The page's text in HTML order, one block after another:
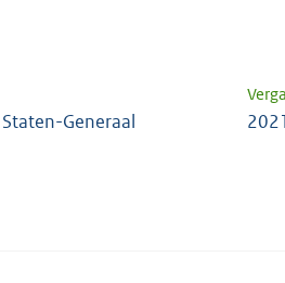
Generaal